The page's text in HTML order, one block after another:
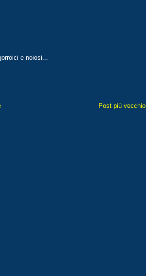
e noiosi...
Post più vecchio